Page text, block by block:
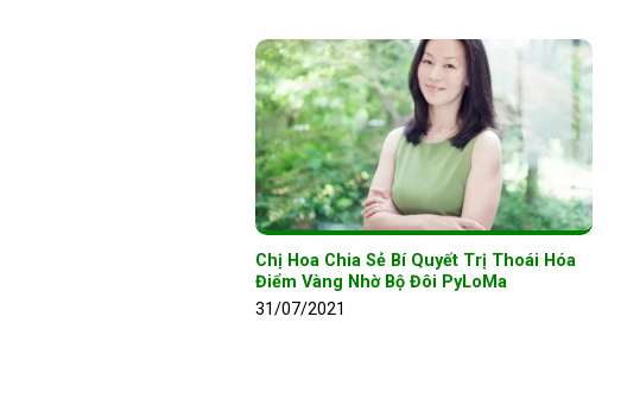
Chị Hoa Chia Sẻ Bí Quyết Trị Thoái Hóa
Điểm Vàng Nhờ Bộ Đôi PyLoMa
31/07/2021